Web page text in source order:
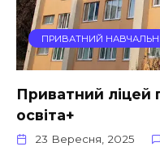
ПРИВАТНИЙ
Приватний ліцей
освіта+
23 Вересня, 2025